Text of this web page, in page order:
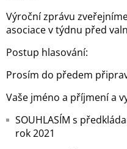
Výroční zprávu
asociace v týdnu před
Postup hlasování:
Prosím do předem
Vaše jméno a příjmení a
SOUHLASÍM s
rok 2021